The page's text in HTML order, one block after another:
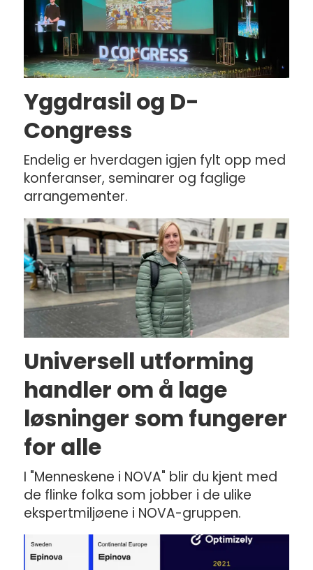
Yggdrasil og D-
Congress
Endelig er hverdagen igjen fylt opp med
konferanser, seminarer og faglige
arrangementer.
Universell utforming
handler om å lage
løsninger som fungerer
for alle
I "Menneskene i NOVA" blir du kjent med
de flinke folka som jobber i de ulike
ekspertmiljøene i NOVA-gruppen.